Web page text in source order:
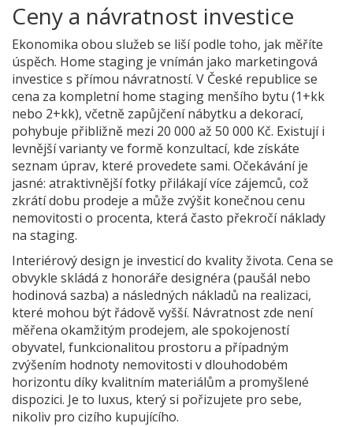
Ceny a návratnost investice
Ekonomika obou služeb se liší podle toho, jak měříte
úspěch. Home staging je vnímán jako marketingová
investice s přímou návratností. V České republice se
cena za kompletní home staging menšího bytu (1+kk
nebo 2+kk), včetně zapůjčení nábytku a dekorací,
pohybuje přibližně mezi 20 000 až 50 000 Kč. Existují i
levnější varianty ve formě konzultací, kde získáte
seznam úprav, které provedete sami. Očekávání je
jasné: atraktivnější fotky přilákají více zájemců, což
zkrátí dobu prodeje a může zvýšit konečnou cenu
nemovitosti o procenta, která často překročí náklady
na staging.
Interiérový design je investicí do kvality života. Cena se
obvykle skládá z honoráře designéra (paušál nebo
hodinová sazba) a následných nákladů na realizaci,
které mohou být řádově vyšší. Návratnost zde není
měřena okamžitým prodejem, ale spokojeností
obyvatel, funkcionalitou prostoru a případným
zvýšením hodnoty nemovitosti v dlouhodobém
horizontu díky kvalitním materiálům a promyšlené
dispozici. Je to luxus, který si pořizujete pro sebe,
nikoliv pro cizího kupujícího.